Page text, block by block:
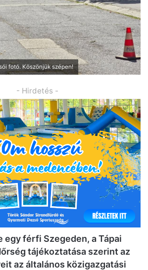
fotó. Köszönjük szépen!
- Hirdetés -
férfi Szegeden, a Tápai
tájékoztatása szerint az
az általános közigazgatási